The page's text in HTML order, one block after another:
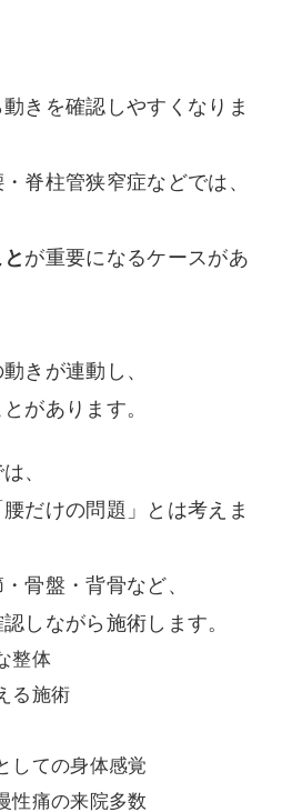
きを確認しやすくなりま
脊柱管狭窄症などでは、
が重要になるケースがあ
きが連動し、
があります。
、
だけの問題」とは考えま
骨盤・背骨など、
しながら施術します。
整体
る施術
しての身体感覚
性痛の来院多数